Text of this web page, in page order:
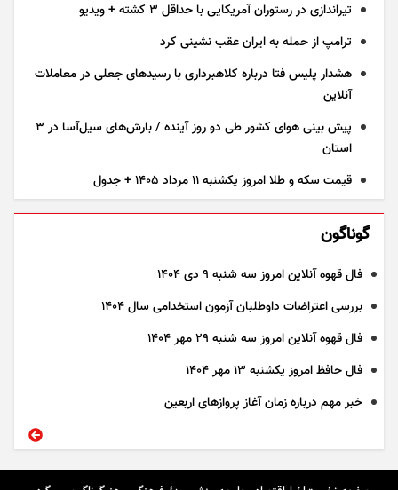
تیراندازی در رستوران آمریکایی با حداقل ۳ کشته + ویدیو
ترامپ از حمله به ایران عقب نشینی کرد
هشدار پلیس فتا درباره کلاهبرداری با رسید‌های جعلی در معاملات
آنلاین
پیش بینی هوای کشور طی دو روز آینده / بارش‌های سیل‌آسا در ۳
استان
قیمت سکه و طلا امروز یکشنبه ۱۱ مرداد ۱۴۰۵ + جدول
گوناگون
فال قهوه آنلاین امروز سه شنبه ۹ دی ۱۴۰۴
بررسی اعتراضات داوطلبان آزمون استخدامی سال ۱۴۰۴
فال قهوه آنلاین امروز سه شنبه ۲۹ مهر ۱۴۰۴
فال حافظ امروز یکشنبه ۱۳ مهر ۱۴۰۴
خبر مهم درباره زمان آغاز پرواز‌های اربعین